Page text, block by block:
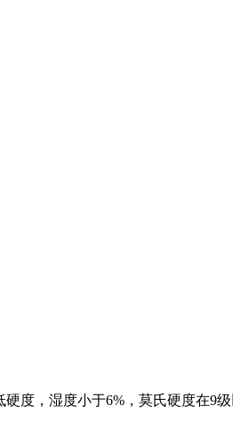
度，湿度小于6%，莫氏硬度在9